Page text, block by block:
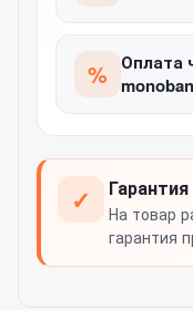
% Оплата
✓
На товар
гарантия